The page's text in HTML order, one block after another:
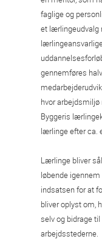
faglige og
et lærlingeudvalg
gennemføres
hvor
Byggeris
lærlinge efter ca.
Lærlinge bliver
løbende
indsatsen for at
bliver oplyst om,
selv og bidrage
arbejdsstederne.